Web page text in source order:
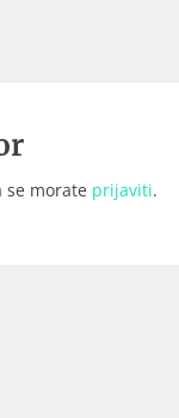
se morate prijaviti.